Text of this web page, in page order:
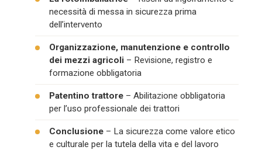
necessità di messa in sicurezza prima
dell’intervento
Organizzazione, manutenzione e controllo
dei mezzi agricoli – Revisione, registro e
formazione obbligatoria
Patentino trattore – Abilitazione obbligatoria
per l’uso professionale dei trattori
Conclusione – La sicurezza come valore etico
e culturale per la tutela della vita e del lavoro